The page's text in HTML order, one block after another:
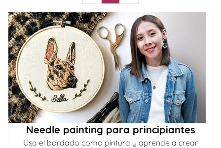
Needle painting para principiantes
Usa el bordado como pintura y aprende a crear